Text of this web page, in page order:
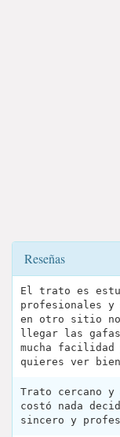
Reseñas
El trato es
profesionales
en otro sitio no
llegar las
mucha facilidad
quieres ver
Trato cercano y
costó nada
sincero y